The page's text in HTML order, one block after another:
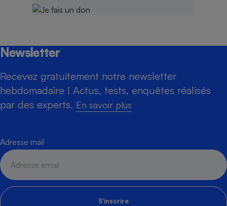
Newsletter
Recevez gratuitement notre newsletter
hebdomadaire ! Actus, tests, enquêtes réalisés
par des experts. En savoir plus
Adresse mail
S'inscrire